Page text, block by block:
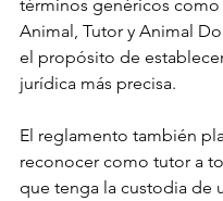
términos genéricos como
Animal, Tutor y Animal
el propósito de
jurídica más precisa.
El reglamento también
reconocer como tutor a
que tenga la custodia de